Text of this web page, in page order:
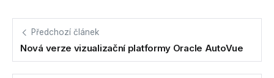
Předchozí článek
Nová verze vizualizační platformy Oracle AutoVue